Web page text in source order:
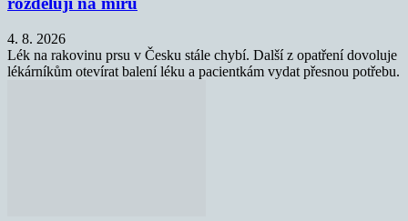
4. 8. 2026
Lék na rakovinu prsu v Česku stále chybí. Další z opatření dovoluje
lékárníkům otevírat balení léku a pacientkám vydat přesnou potřebu.